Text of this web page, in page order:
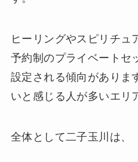
ヒーリングやスピリチュ
予約制のプライベートセ
設定される傾向がありま
いと感じる人が多いエリ
全体として二子玉川は、